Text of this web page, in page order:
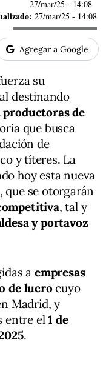
27/mar/25 - 14:08
27/mar/25 - 14:08
Agregar a Google
su
destinando
productoras de
que busca
de
y títeres. La
hoy esta nueva
que se otorgarán
, tal y
y portavoz
a empresas
de lucrocuyo
Madrid, y
entre el1 de
.